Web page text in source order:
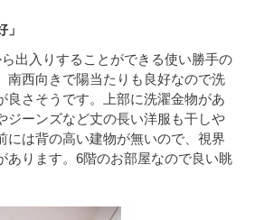
出入りすることができる使い勝手の
南西向きで陽当たりも良好なので洗
良さそうです。上部に洗濯金物があ
ジーンズなど丈の長い洋服も干しや
には背の高い建物が無いので、視界
あります。6階のお部屋なので良い眺